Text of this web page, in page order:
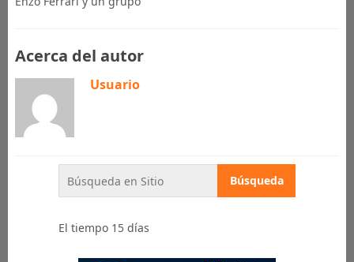
Acerca del autor
Usuario
El tiempo 15 días